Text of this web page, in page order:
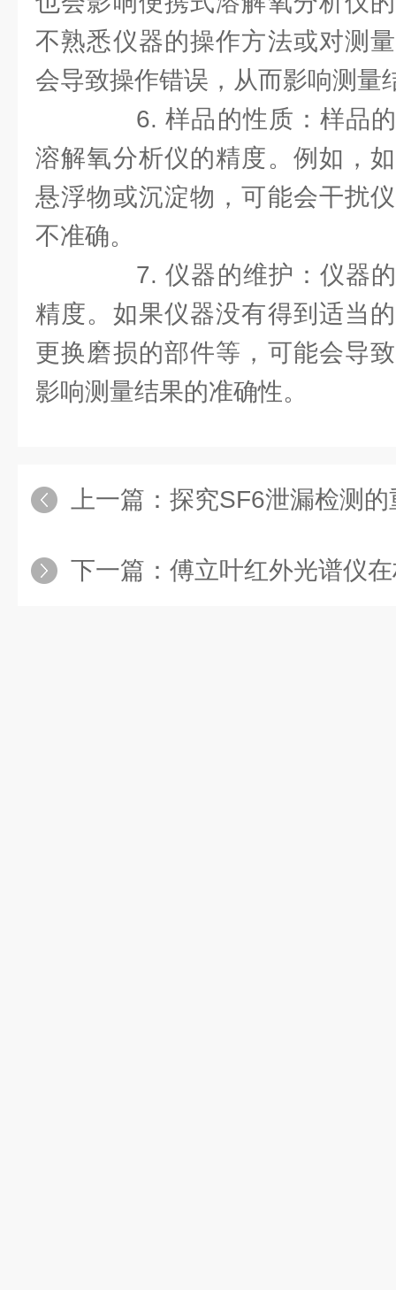
不熟悉仪器的操作方法或对测
会导致操作错误，从而影响测量
6. 样品的性质：样品的
溶解氧分析仪的精度。例如，
悬浮物或沉淀物，可能会干扰
不准确。
7. 仪器的维护：仪器的
精度。如果仪器没有得到适当
更换磨损的部件等，可能会导
影响测量结果的准确性。
上一篇： 探究SF6泄漏检测
下一篇： 傅立叶红外光谱仪